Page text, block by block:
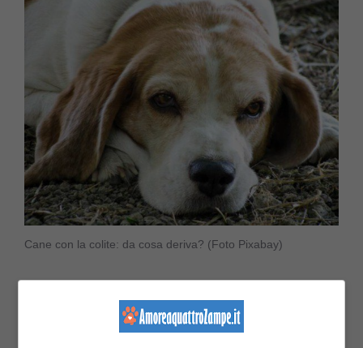
Cane con la colite: da cosa deriva? (Foto Pixabay)
colite nel cane è causata da